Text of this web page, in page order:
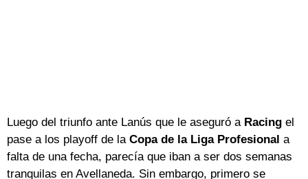
Luego del triunfo ante Lanús que le aseguró a Racing el
pase a los playoff de la Copa de la Liga Profesional a
falta de una fecha, parecía que iban a ser dos semanas
tranquilas en Avellaneda. Sin embargo, primero se